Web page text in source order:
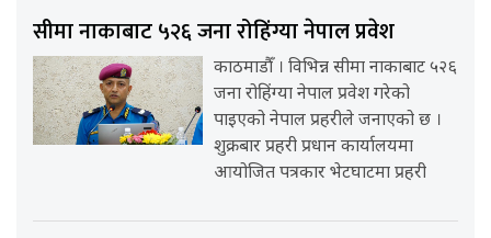
सीमा नाकाबाट ५२६ जना रोहिंग्या नेपाल प्रवेश
काठमाडौँ । विभिन्न सीमा नाकाबाट ५२६
जना रोहिंग्या नेपाल प्रवेश गरेको
पाइएको नेपाल प्रहरीले जनाएको छ ।
शुक्रबार प्रहरी प्रधान कार्यालयमा
आयोजित पत्रकार भेटघाटमा प्रहरी